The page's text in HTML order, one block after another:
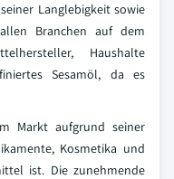
Langlebigkeit sowie
Branchen auf dem
Haushalte
Sesamöl, da es
Markt aufgrund seiner
Kosmetika und
ist. Die zunehmende